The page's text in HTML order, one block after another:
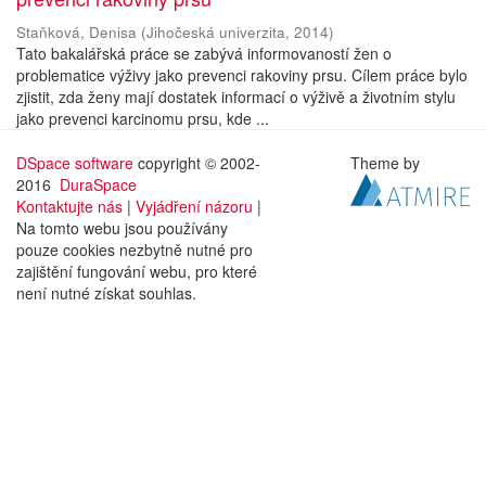
Staňková, Denisa (Jihočeská univerzita, 2014)
Tato bakalářská práce se zabývá informovaností žen o
problematice výživy jako prevenci rakoviny prsu. Cílem práce bylo
zjistit, zda ženy mají dostatek informací o výživě a životním stylu
jako prevenci karcinomu prsu, kde ...
DSpace software copyright © 2002-
2016 DuraSpace
Kontaktujte nás | Vyjádření názoru |
Na tomto webu jsou používány
pouze cookies nezbytně nutné pro
zajištění fungování webu, pro které
není nutné získat souhlas.
Theme by